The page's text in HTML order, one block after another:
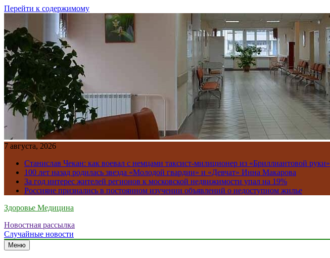
Перейти к содержимому
7 августа, 2026
Станислав Чекан: как воевал с немцами таксист-милиционер из «Бриллиантовой руки»
100 лет назад родилась звезда «Молодой гвардии» и «Девчат» Инна Макарова
За год интерес жителей регионов к московской недвижимости упал на 19%
Россияне признались в постоянном изучении объявлений о недоступном жилье
Здоровье Медицина
Новостная рассылка
Случайные новости
Меню